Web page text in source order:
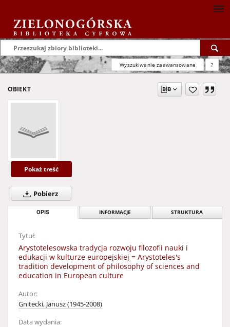
Wyszukiwanie zaawansowane ?
OBIEKT
Pokaż treść
Pobierz
OPIS INFORMACJE STRUKTURA
Tytuł:
Arystotelesowska tradycja rozwoju filozofii nauki i
edukacji w kulturze europejskiej = Arystoteles's
tradition development of philosophy of sciences and
education in European culture
Autor:
Gnitecki, Janusz (1945-2008)
Data wydania: